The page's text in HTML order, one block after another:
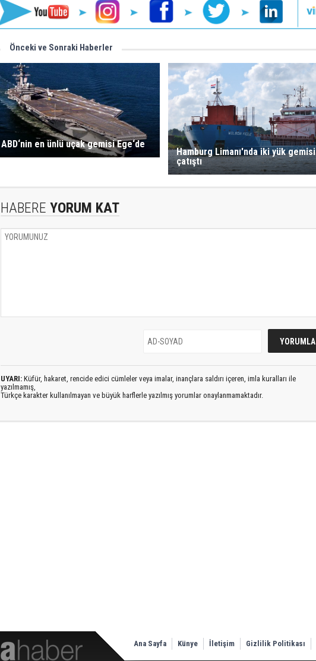
Önceki ve Sonraki Haberler
ABD‘nin en ünlü uçak gemisi Ege‘de
Hamburg Limanı'nda iki yük gemisi
çatıştı
HABERE YORUM KAT
UYARI: Küfür, hakaret, rencide edici cümleler veya imalar, inançlara saldırı içeren, imla kuralları ile
yazılmamış,
Türkçe karakter kullanılmayan ve büyük harflerle yazılmış yorumlar onaylanmamaktadır.
Ana Sayfa Künye İletişim Gizlilik Politikası